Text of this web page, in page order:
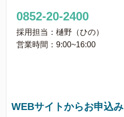
0852-20-2400
採用担当：樋野（ひの）
営業時間：9:00~16:00
WEBサイトからお申込み